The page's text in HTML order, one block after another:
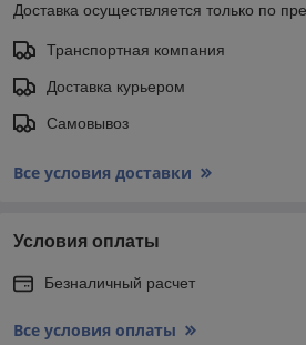
Доставка осуществляется только по
Транспортная компания
Доставка курьером
Самовывоз
Все условия доставки
Условия оплаты
Безналичный расчет
Все условия оплаты